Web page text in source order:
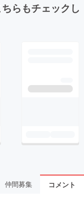
らもチェックし
仲間募集 コメント